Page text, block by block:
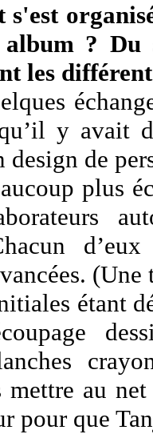
s'est
? Du
les
y avait
design de
plus
étant
mettre au
pour que